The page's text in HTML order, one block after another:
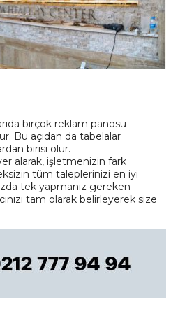
birçok reklam panosu
Bu açıdan da tabelalar
birisi olur.
alarak, işletmenizin fark
tüm taleplerinizi en iyi
tek yapmanız gereken
tam olarak belirleyerek size